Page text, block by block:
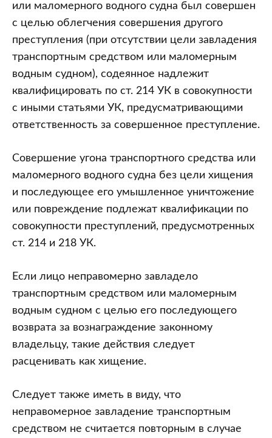
или маломерного водного судна был совершен
с целью облегчения совершения другого
преступления (при отсутствии цели завладения
транспортным средством или маломерным
водным судном), содеянное надлежит
квалифицировать по ст. 214 УК в совокупности
с иными статьями УК, предусматривающими
ответственность за совершенное преступление.
Совершение угона транспортного средства или
маломерного водного судна без цели хищения
и последующее его умышленное уничтожение
или повреждение подлежат квалификации по
совокупности преступлений, предусмотренных
ст. 214 и 218 УК.
Если лицо неправомерно завладело
транспортным средством или маломерным
водным судном с целью его последующего
возврата за вознаграждение законному
владельцу, такие действия следует
расценивать как хищение.
Следует также иметь в виду, что
неправомерное завладение транспортным
средством не считается повторным в случае